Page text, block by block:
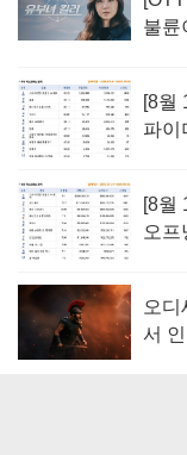
불륜
[8월
파이
[8월
오프
오디
서